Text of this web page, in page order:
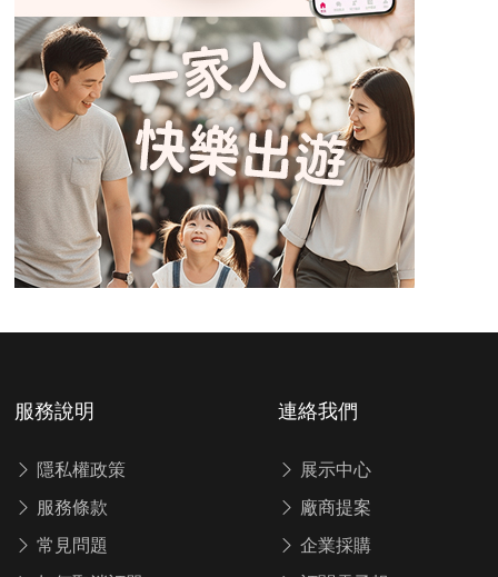
服務說明
隱私權政策
服務條款
常見問題
連絡我們
展示中心
廠商提案
企業採購